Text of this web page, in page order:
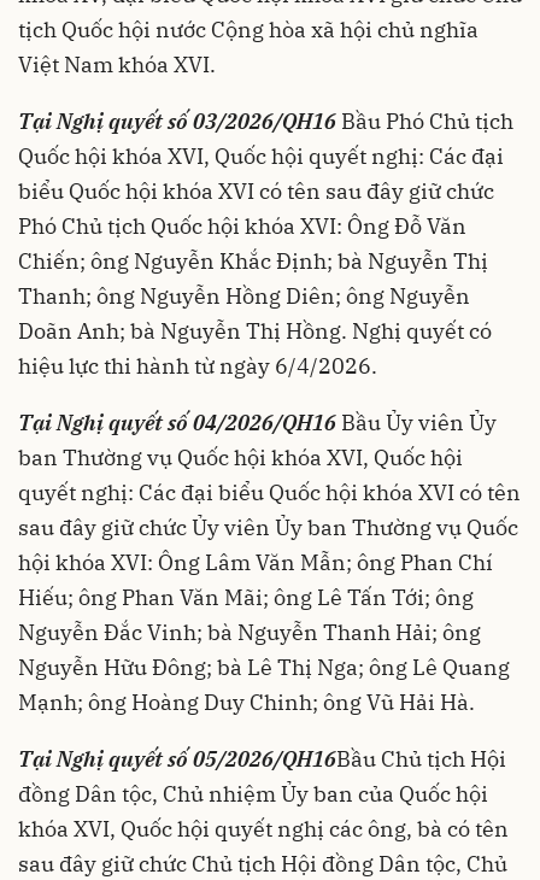
tịch Quốc hội nước Cộng hòa xã hội chủ nghĩa
Việt Nam khóa XVI.
Tại Nghị quyết số 03/2026/QH16 Bầu Phó Chủ tịch
Quốc hội khóa XVI, Quốc hội quyết nghị: Các đại
biểu Quốc hội khóa XVI có tên sau đây giữ chức
Phó Chủ tịch Quốc hội khóa XVI: Ông Đỗ Văn
Chiến; ông Nguyễn Khắc Định; bà Nguyễn Thị
Thanh; ông Nguyễn Hồng Diên; ông Nguyễn
Doãn Anh; bà Nguyễn Thị Hồng. Nghị quyết có
hiệu lực thi hành từ ngày 6/4/2026.
Tại Nghị quyết số 04/2026/QH16 Bầu Ủy viên Ủy
ban Thường vụ Quốc hội khóa XVI, Quốc hội
quyết nghị: Các đại biểu Quốc hội khóa XVI có tên
sau đây giữ chức Ủy viên Ủy ban Thường vụ Quốc
hội khóa XVI: Ông Lâm Văn Mẫn; ông Phan Chí
Hiếu; ông Phan Văn Mãi; ông Lê Tấn Tới; ông
Nguyễn Đắc Vinh; bà Nguyễn Thanh Hải; ông
Nguyễn Hữu Đông; bà Lê Thị Nga; ông Lê Quang
Mạnh; ông Hoàng Duy Chinh; ông Vũ Hải Hà.
Tại Nghị quyết số 05/2026/QH16Bầu Chủ tịch Hội
đồng Dân tộc, Chủ nhiệm Ủy ban của Quốc hội
khóa XVI, Quốc hội quyết nghị các ông, bà có tên
sau đây giữ chức Chủ tịch Hội đồng Dân tộc, Chủ